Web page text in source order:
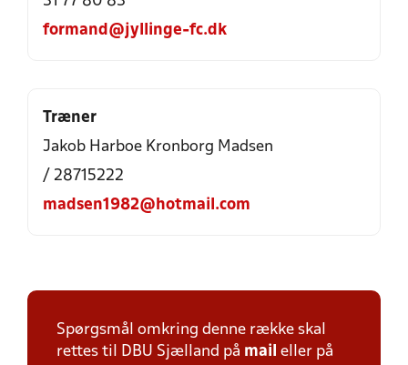
formand@jyllinge-fc.dk
Træner
Jakob Harboe Kronborg Madsen
/ 28715222
madsen1982@hotmail.com
Spørgsmål omkring denne række skal
rettes til DBU Sjælland på mail eller på